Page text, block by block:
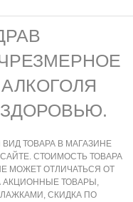
ТОВАРА В МАГАЗИНЕ
СТОИМОСТЬ ТОВАРА
МОЖЕТ ОТЛИЧАТЬСЯ ОТ
АКЦИОННЫЕ ТОВАРЫ,
СКИДКА ПО